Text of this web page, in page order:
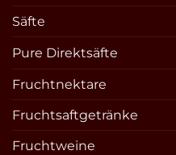
Säfte
Pure Direktsäfte
Fruchtnektare
Fruchtsaftgetränke
Fruchtweine